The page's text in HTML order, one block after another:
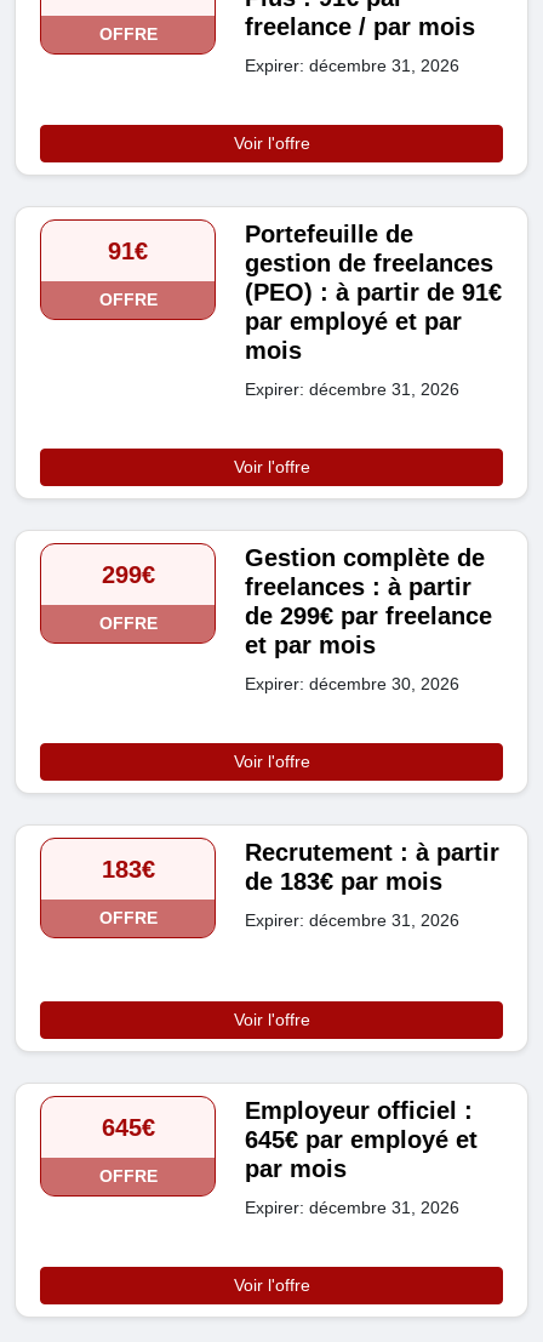
OFFRE
freelance / par mois
Expirer: décembre 31, 2026
Voir l'offre
91€
OFFRE
Portefeuille de
gestion de freelances
(PEO) : à partir de 91€
par employé et par
mois
Expirer: décembre 31, 2026
Voir l'offre
299€
OFFRE
Gestion complète de
freelances : à partir
de 299€ par freelance
et par mois
Expirer: décembre 30, 2026
Voir l'offre
183€
OFFRE
Recrutement : à partir
de 183€ par mois
Expirer: décembre 31, 2026
Voir l'offre
645€
OFFRE
Employeur officiel :
645€ par employé et
par mois
Expirer: décembre 31, 2026
Voir l'offre